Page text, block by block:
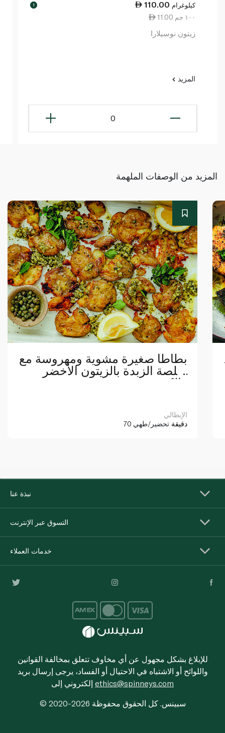
110.00 كيلوغرام !
11.00 ١٠٠ جم
زيتون نوسيلارا
المزيد
0
المزيد من الوصفات الملهمة
بطاطا صغيرة مشوية ومهروسة مع
صلصة الزبدة بالزيتون الأخضر
والكبر
الإيطالي
70 دقيقة تحضير/طهي
نبذة عنا
التسوق عبر الإنترنت
خدمات العملاء
للإبلاغ بشكل مجهول عن أي مخاوف تتعلق بمخالفة القوانين
واللوائح أو الاشتباه في الاحتيال أو الفساد، يرجى إرسال بريد
ethics@spinneys.com
© 2020-2026 سبينس. كل الحقوق محفوظة